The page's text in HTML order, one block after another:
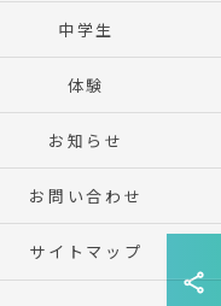
中学生
体験
お知らせ
お問い合わせ
サイトマップ